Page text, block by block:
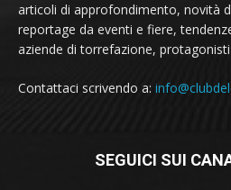
articoli di approfondimento, novità
reportage da eventi e fiere,
aziende di torrefazione,
Contattaci scrivendo a:
SEGUICI SUI